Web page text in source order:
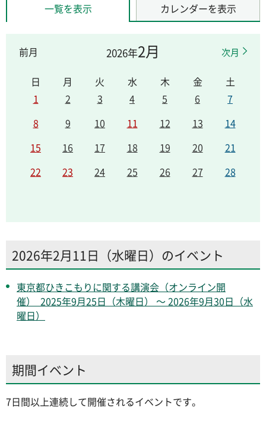
一覧を表示 カレンダーを表示
2026年2月
前月 次月
日 月 火 水 木 金
土
1
2 3 4 5 6
7
8
9 10 11 12 13
14
15
16 17 18 19 20
21
22
23 24 25 26 27 28
2026年2月11日（水曜日）のイベント
東京都ひきこもりに関する講演会（オンライン開
催） 2025年9月25日（木曜日） ～ 2026年9月30日（水
曜日）
期間イベント
7日間以上連続して開催されるイベントです。